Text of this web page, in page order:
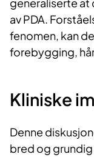
generaliserte at
av PDA.
fenomen, kan
forebygging,
Kliniske
Denne
bred og